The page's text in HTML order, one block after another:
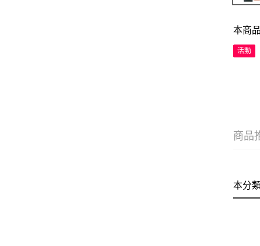
本商
活動
商品
本分